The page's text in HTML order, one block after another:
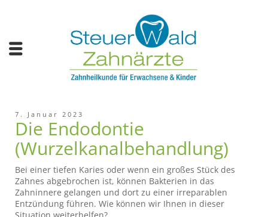
7. Januar 2023
Die Endodontie
(Wurzelkanalbehandlung)
Bei einer tiefen Karies oder wenn ein großes Stück des
Zahnes abgebrochen ist, können Bakterien in das
Zahninnere gelangen und dort zu einer irreparablen
Entzündung führen. Wie können wir Ihnen in dieser